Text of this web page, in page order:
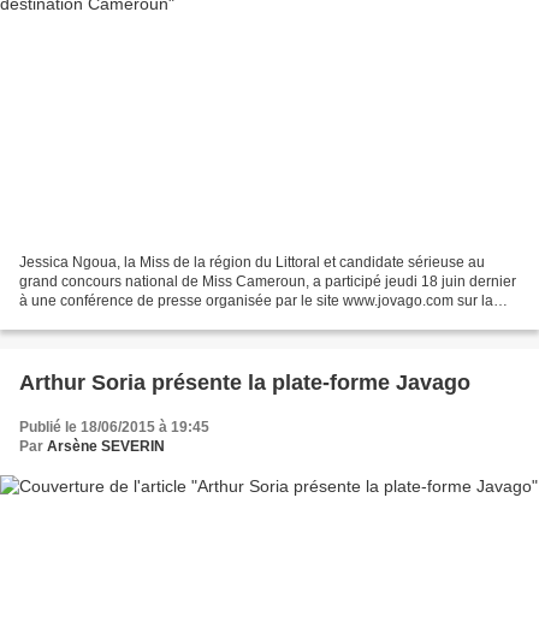
Jessica Ngoua, la Miss de la région du Littoral et candidate sérieuse au
grand concours national de Miss Cameroun, a participé jeudi 18 juin dernier
à une conférence de presse organisée par le site www.jovago.com sur la
Arthur Soria présente la plate-forme Javago
Publié le 18/06/2015 à 19:45
Par Arsène SEVERIN